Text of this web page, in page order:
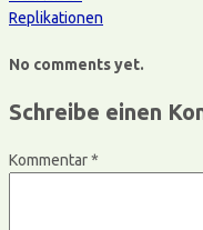
Replikationen
No comments yet.
Schreibe einen
Kommentar*